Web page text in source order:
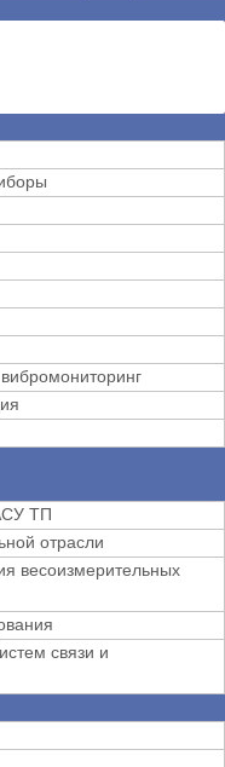
ТП
отрасли
весоизмерительных
связи и